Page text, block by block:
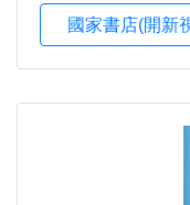
國家書店(開新